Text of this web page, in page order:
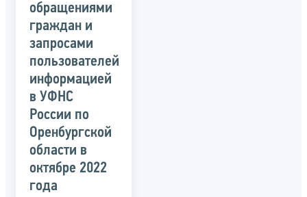
обращениями
граждан и
запросами
пользователей
информацией
в УФНС
России по
Оренбургской
области в
октябре 2022
года